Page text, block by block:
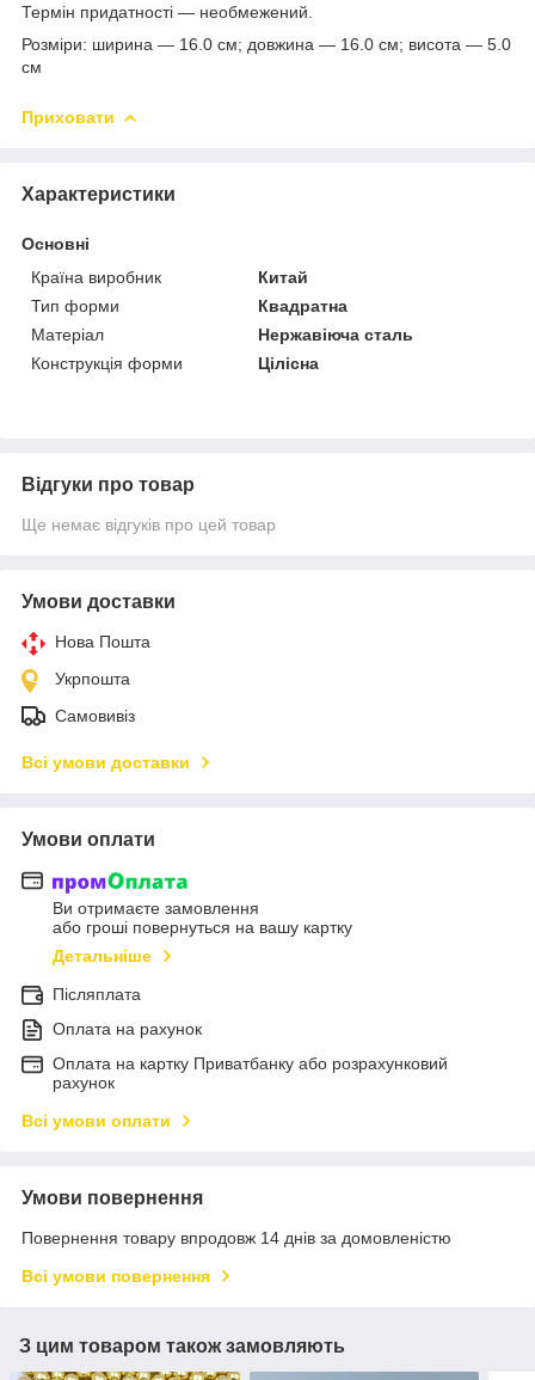
Термін придатності — необмежений.
Розміри: ширина — 16.0 см; довжина — 16.0 см; висота — 5.0
см
Приховати
Характеристики
Основні
Країна виробник
Китай
Тип форми
Квадратна
Матеріал
Нержавіюча сталь
Конструкція форми
Цілісна
Відгуки про товар
Ще немає відгуків про цей товар
Умови доставки
Нова Пошта
Укрпошта
Самовивіз
Всі умови доставки
Умови оплати
Ви отримаєте замовлення
або гроші повернуться на вашу картку
Детальніше
Післяплата
Оплата на рахунок
Оплата на картку Приватбанку або розрахунковий
рахунок
Всі умови оплати
Умови повернення
Повернення товару впродовж 14 днів за домовленістю
Всі умови повернення
З цим товаром також замовляють